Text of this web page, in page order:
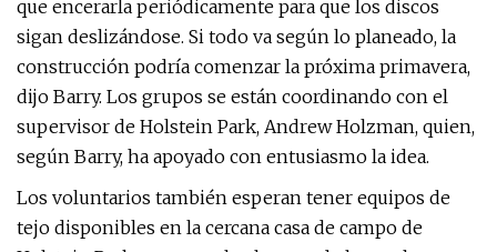
que encerarla periódicamente para que los discos
sigan deslizándose. Si todo va según lo planeado, la
construcción podría comenzar la próxima primavera,
dijo Barry. Los grupos se están coordinando con el
supervisor de Holstein Park, Andrew Holzman, quien,
según Barry, ha apoyado con entusiasmo la idea.
Los voluntarios también esperan tener equipos de
tejo disponibles en la cercana casa de campo de